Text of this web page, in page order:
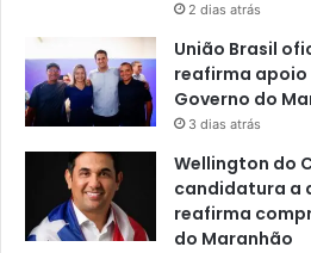
2 dias atrás
União Brasil
reafirma apoio
Governo do
3 dias atrás
Wellington do
candidatura a
reafirma
do Maranhão